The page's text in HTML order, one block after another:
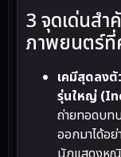
3 จุดเด่นสำ
ภาพยนตร์
เคมีสุดลง
รุ่นใหญ่
ถ่ายทอดบท
ออกมาได้อ